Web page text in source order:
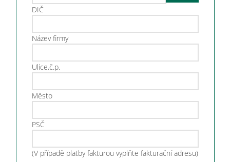
DIČ
Název firmy
Ulice,č.p.
Město
PSČ
(V případě platby fakturou vyplňte fakturační adresu)